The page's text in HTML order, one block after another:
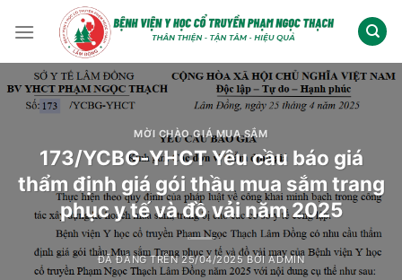
đến
MỜI CHÀO GIÁ MUA SẮM
173/YCBG-YHCT Yêu cầu báo giá
thẩm định giá gói thầu mua sắm trang
phục y tế và đồ vải năm 2025
ĐÃ ĐĂNG TRÊN 25/04/2025 BỞIADMIN